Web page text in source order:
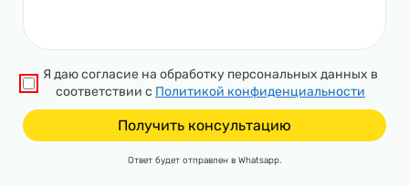
Я даю согласие на обработку персональных данных в
соответствии с Политикой конфиденциальности
Ответ будет отправлен в Whatsapp.